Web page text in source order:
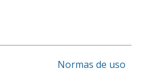
Normas de uso